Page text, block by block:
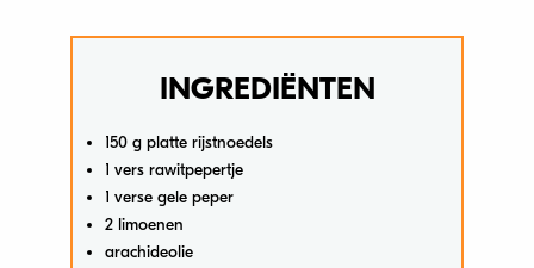
INGREDIËNTEN
150 g platte rijstnoedels
1 vers rawitpepertje
1 verse gele peper
2 limoenen
arachideolie